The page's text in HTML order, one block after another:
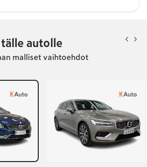
autolle
malliset vaihtoehdot